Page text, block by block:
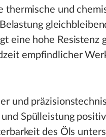
thermische und
eine hohe Resistenz
empfindlicher
und
Spülleistung
des Öls